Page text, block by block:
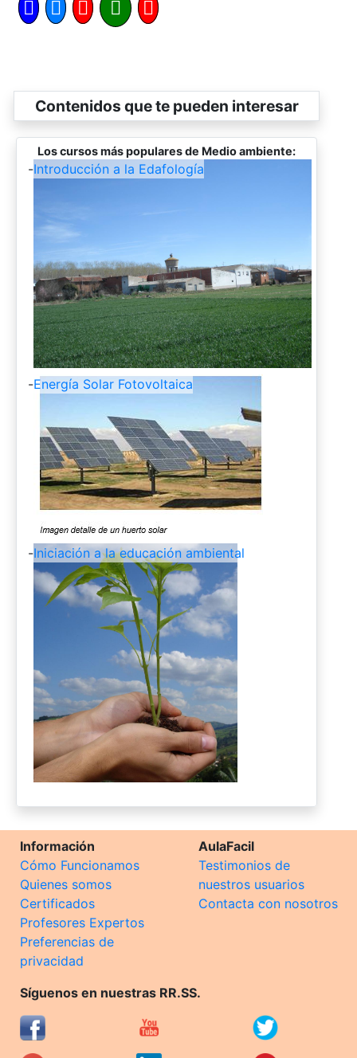
Contenidos que te pueden interesar
Los cursos más populares de Medio ambiente:
-Introducción a la Edafología
-Energía Solar Fotovoltaica
-Iniciación a la educación ambiental
Información
Cómo Funcionamos
Quienes somos
Certificados
Profesores Expertos
Preferencias de
privacidad
AulaFacil
Testimonios de
nuestros usuarios
Contacta con nosotros
Síguenos en nuestras RR.SS.